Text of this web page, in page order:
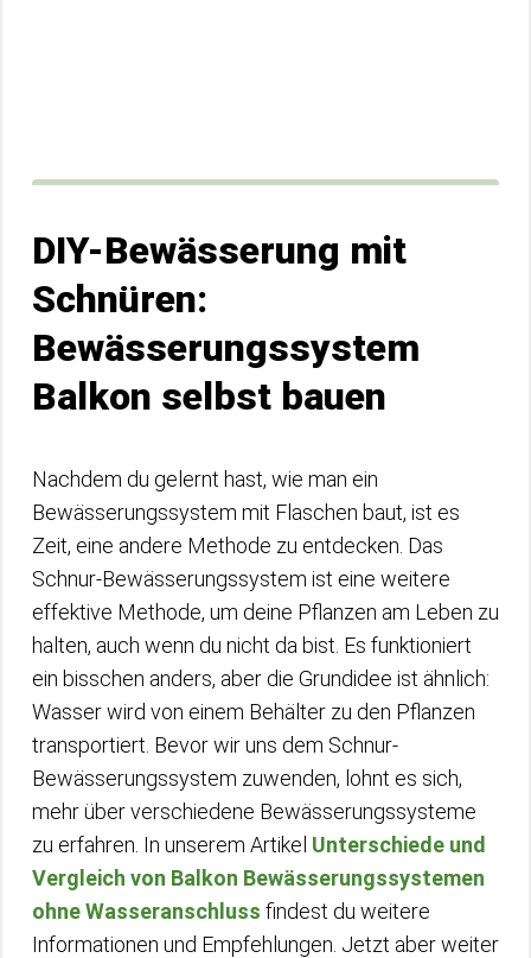
DIY-Bewässerung mit
Schnüren:
Bewässerungssystem
Balkon selbst bauen
Nachdem du gelernt hast, wie man ein
Bewässerungssystem mit Flaschen baut, ist es
Zeit, eine andere Methode zu entdecken. Das
Schnur-Bewässerungssystem ist eine weitere
effektive Methode, um deine Pflanzen am Leben zu
halten, auch wenn du nicht da bist. Es funktioniert
ein bisschen anders, aber die Grundidee ist ähnlich:
Wasser wird von einem Behälter zu den Pflanzen
transportiert. Bevor wir uns dem Schnur-
Bewässerungssystem zuwenden, lohnt es sich,
mehr über verschiedene Bewässerungssysteme
zu erfahren. In unserem Artikel Unterschiede und
Vergleich von Balkon Bewässerungssystemen
ohne Wasseranschluss findest du weitere
Informationen und Empfehlungen. Jetzt aber weiter